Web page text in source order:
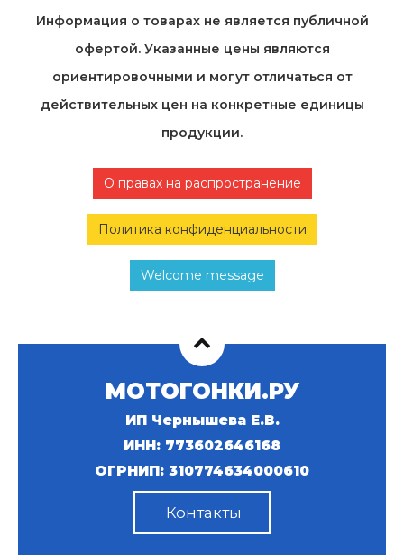
Информация о товарах не является публичной
офертой. Указанные цены являются
ориентировочными и могут отличаться от
действительных цен на конкретные единицы
продукции.
О правах на распространение
Политика конфиденциальности
Welcome message
МОТОГОНКИ.РУ
ИП Чернышева Е.В.
ИНН: 773602646168
ОГРНИП: 310774634000610
Контакты